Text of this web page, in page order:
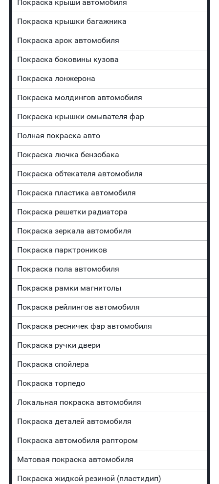
Покраска крыши автомобиля
Покраска крышки багажника
Покраска арок автомобиля
Покраска боковины кузова
Покраска лонжерона
Покраска молдингов автомобиля
Покраска крышки омывателя фар
Полная покраска авто
Покраска лючка бензобака
Покраска обтекателя автомобиля
Покраска пластика автомобиля
Покраска решетки радиатора
Покраска зеркала автомобиля
Покраска парктроников
Покраска пола автомобиля
Покраска рамки магнитолы
Покраска рейлингов автомобиля
Покраска ресничек фар автомобиля
Покраска ручки двери
Покраска спойлера
Покраска торпедо
Локальная покраска автомобиля
Покраска деталей автомобиля
Покраска автомобиля раптором
Матовая покраска автомобиля
Покраска жидкой резиной (пластидип)